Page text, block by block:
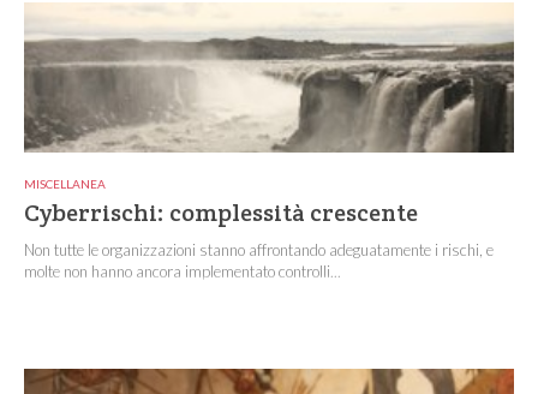
MISCELLANEA
Cyberrischi: complessità crescente
Non tutte le organizzazioni stanno affrontando adeguatamente i rischi, e
molte non hanno ancora implementato controlli...